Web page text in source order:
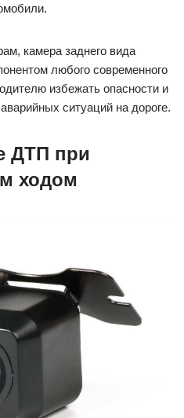
камера заднего вида
любого современного
избежать опасности и
ситуаций на дороге.
ДТП при
ходом